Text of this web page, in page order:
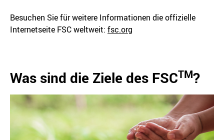
Besuchen Sie für weitere Informationen die offizielle
Internetseite FSC weltweit: fsc.org
Was sind die Ziele des FSCTM?